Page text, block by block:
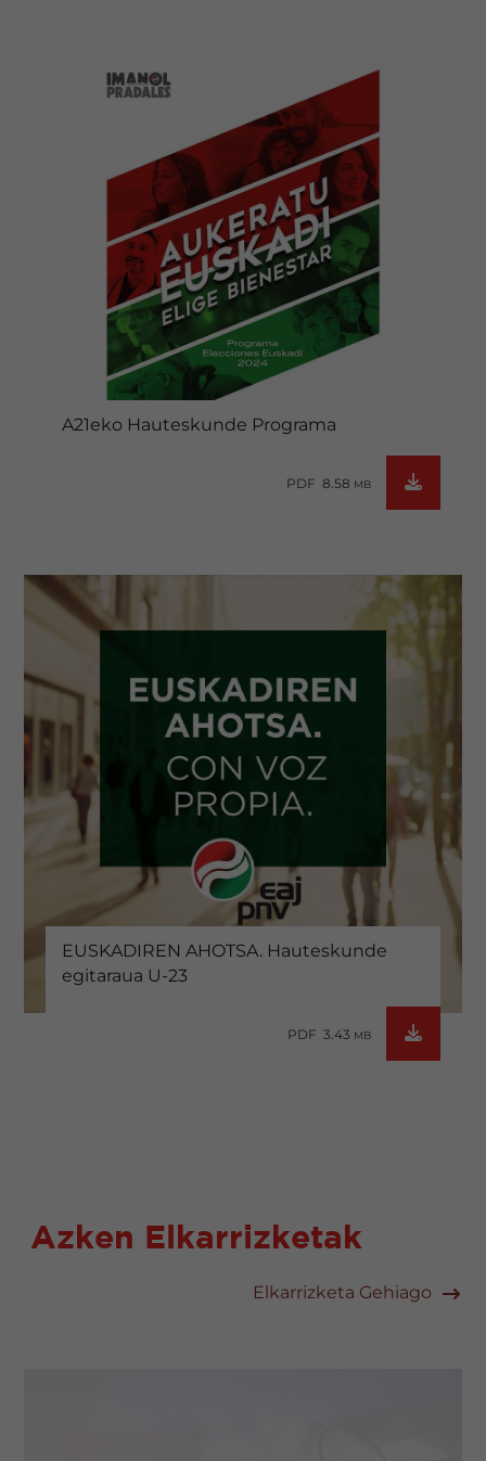
A21eko Hauteskunde Programa
PDF 8.58 MB
EUSKADIREN AHOTSA. Hauteskunde
egitaraua U-23
PDF 3.43 MB
Azken Elkarrizketak
Elkarrizketa Gehiago